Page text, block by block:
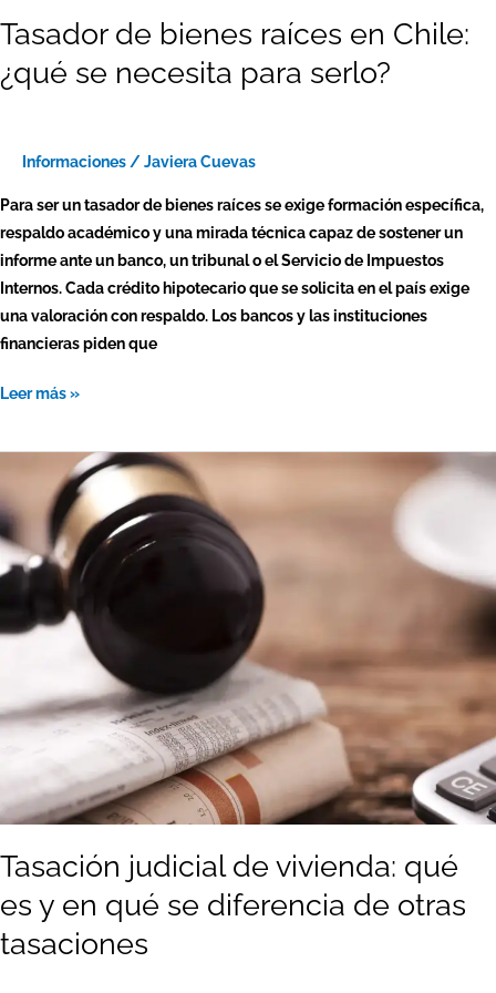
Tasador de bienes raíces en Chile:
¿qué se necesita para serlo?
Informaciones/Javiera Cuevas
Para ser un tasador de bienes raíces se exige formación específica,
respaldo académico y una mirada técnica capaz de sostener un
informe ante un banco, un tribunal o el Servicio de Impuestos
Internos. Cada crédito hipotecario que se solicita en el país exige
una valoración con respaldo. Los bancos y las instituciones
financieras piden que
Leer más »
Tasación judicial de vivienda: qué
es y en qué se diferencia de otras
tasaciones
judicial
de
vivienda:
qué
y
se
otras
tasaciones